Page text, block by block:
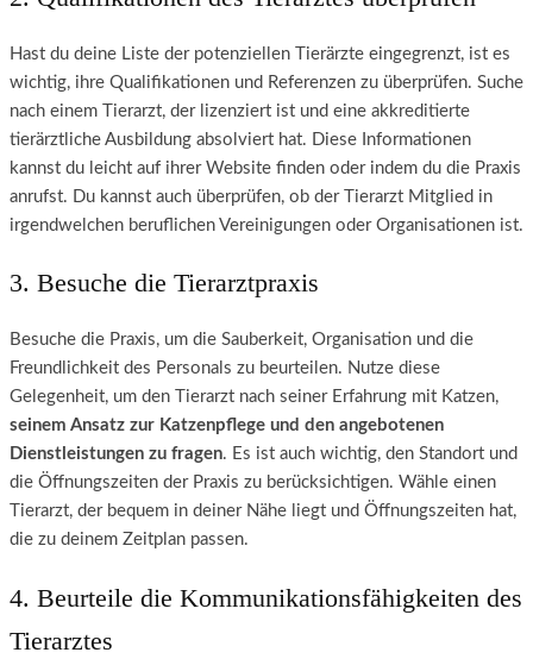
Hast du deine Liste der potenziellen Tierärzte eingegrenzt, ist es
wichtig, ihre Qualifikationen und Referenzen zu überprüfen. Suche
nach einem Tierarzt, der lizenziert ist und eine akkreditierte
tierärztliche Ausbildung absolviert hat. Diese Informationen
kannst du leicht auf ihrer Website finden oder indem du die Praxis
anrufst. Du kannst auch überprüfen, ob der Tierarzt Mitglied in
irgendwelchen beruflichen Vereinigungen oder Organisationen ist.
3. Besuche die Tierarztpraxis
Besuche die Praxis, um die Sauberkeit, Organisation und die
Freundlichkeit des Personals zu beurteilen. Nutze diese
Gelegenheit, um den Tierarzt nach seiner Erfahrung mit Katzen,
seinem Ansatz zur Katzenpflege und den angebotenen
Dienstleistungen zu fragen. Es ist auch wichtig, den Standort und
die Öffnungszeiten der Praxis zu berücksichtigen. Wähle einen
Tierarzt, der bequem in deiner Nähe liegt und Öffnungszeiten hat,
die zu deinem Zeitplan passen.
4. Beurteile die Kommunikationsfähigkeiten des
Tierarztes